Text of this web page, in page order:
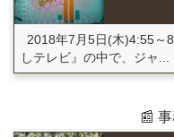
2018年7月5日(木)4:55～
しテレビ』の中で、ジャ...
📰